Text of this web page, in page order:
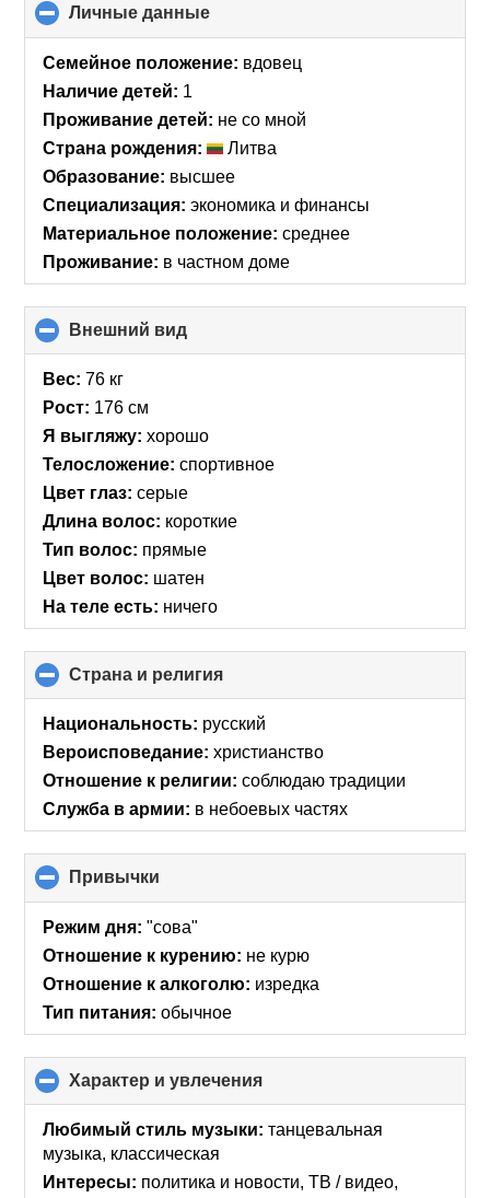
Личные данные
to
collapse
contents
Семейное положение: вдовец
Наличие детей: 1
Проживание детей: не со мной
Страна рождения:
Литва
Образование: высшее
Специализация: экономика и финансы
Материальное положение: среднее
Проживание: в частном доме
Внешний вид
to
Вес: 76 кг
Рост: 176 см
Я выгляжу: хорошо
Телосложение: спортивное
Цвет глаз: серые
Длина волос: короткие
Тип волос: прямые
Цвет волос: шатен
На теле есть: ничего
Страна и религия
to
collapse
Национальность: русский
Вероисповедание: христианство
Отношение к религии: соблюдаю традиции
Служба в армии: в небоевых частях
Привычки
to
collapse
Режим дня: "сова"
Отношение к курению: не курю
Отношение к алкоголю: изредка
Тип питания: обычное
Характер и увлечения
to
collapse
Любимый стиль музыки: танцевальная
музыка, классическая
Интересы: политика и новости, ТВ / видео,